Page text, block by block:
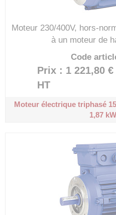
Moteur 230/400V, hors-
à un moteur de
Code
Prix : 1 221,80 €
HT
Moteur électrique triphasé
1,87